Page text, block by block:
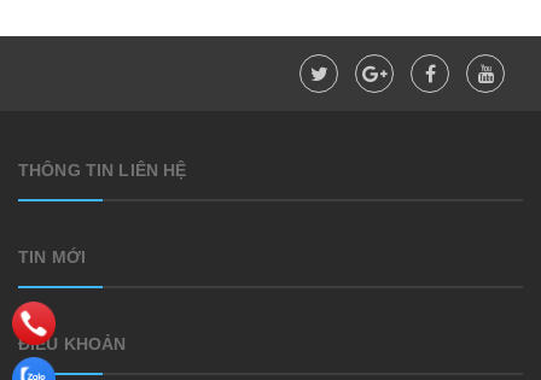
THÔNG TIN LIÊN HỆ
TIN MỚI
ĐIỀU KHOẢN